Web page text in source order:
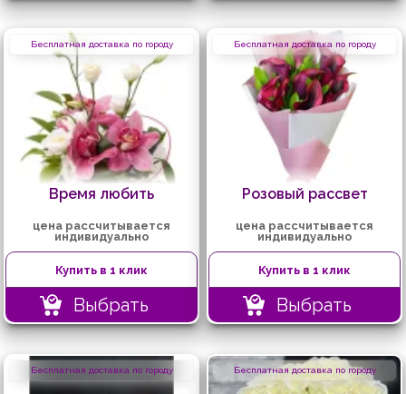
Бесплатная доставка по городу
Время любить
цена рассчитывается
индивидуально
Купить в 1 клик
Выбрать
Бесплатная доставка по городу
Розовый рассвет
цена рассчитывается
индивидуально
Купить в 1 клик
Выбрать
Бесплатная доставка по городу Бесплатная доставка по городу